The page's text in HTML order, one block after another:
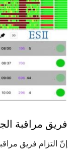
فريق مراقبة
إنّ التزام فريق